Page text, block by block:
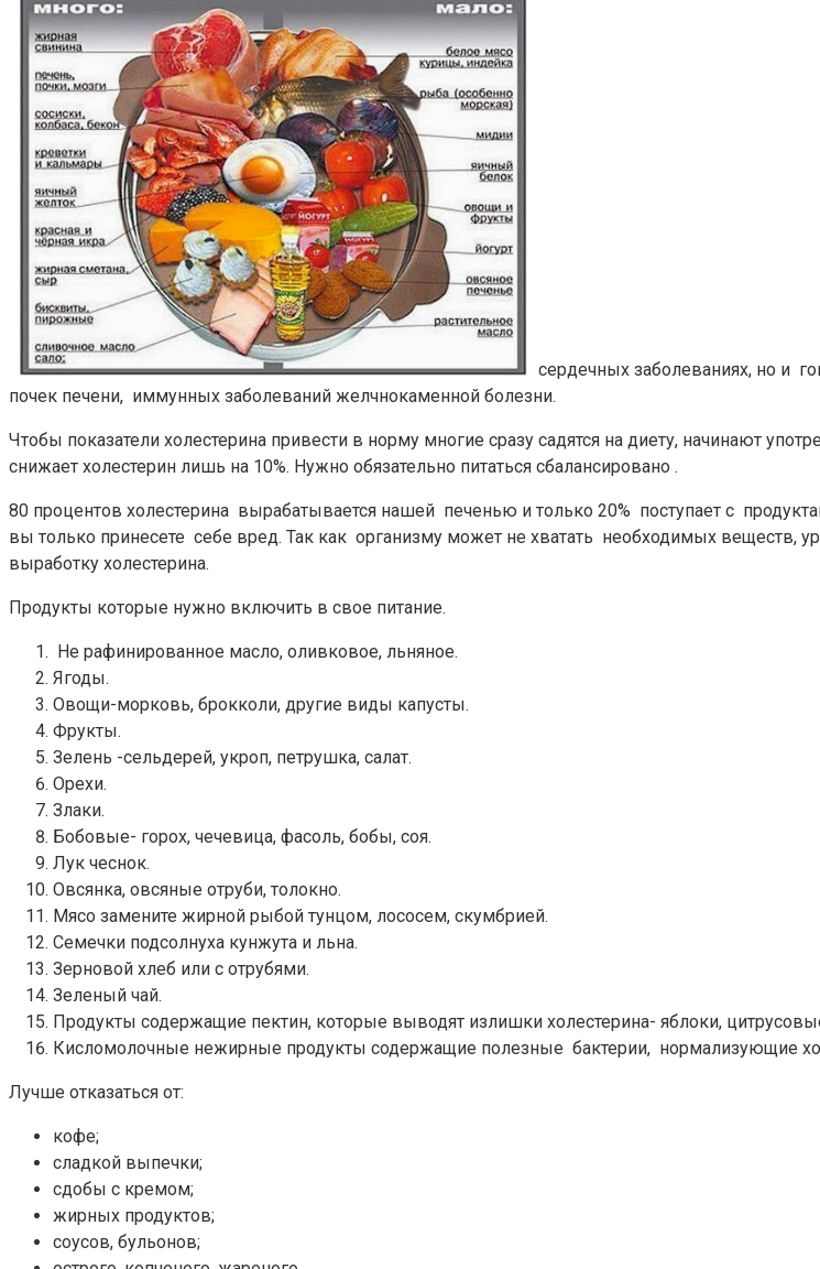
сердечных заболеваниях, но и
почек печени, иммунных заболеваний желчнокаменной болезни.
Чтобы показатели холестерина привести в норму многие сразу садятся на диету, начинают
снижает холестерин лишь на 10%. Нужно обязательно питаться сбалансировано .
80 процентов холестерина вырабатывается нашей печенью и только 20% поступает с
вы только принесете себе вред. Так как организму может не хватать необходимых веществ,
выработку холестерина.
Продукты которые нужно включить в свое питание.
Не рафинированное масло, оливковое, льняное.
Ягоды.
Овощи-морковь, брокколи, другие виды капусты.
Фрукты.
Зелень -сельдерей, укроп, петрушка, салат.
Орехи.
Злаки.
Бобовые- горох, чечевица, фасоль, бобы, соя.
Лук чеснок.
Овсянка, овсяные отруби, толокно.
Мясо замените жирной рыбой тунцом, лососем, скумбрией.
Семечки подсолнуха кунжута и льна.
Зерновой хлеб или с отрубями.
Зеленый чай.
Продукты содержащие пектин, которые выводят излишки холестерина- яблоки,
Кисломолочные нежирные продукты содержащие полезные бактерии, нормализующие
Лучше отказаться от:
кофе;
сладкой выпечки;
сдобы с кремом;
жирных продуктов;
соусов, бульонов;